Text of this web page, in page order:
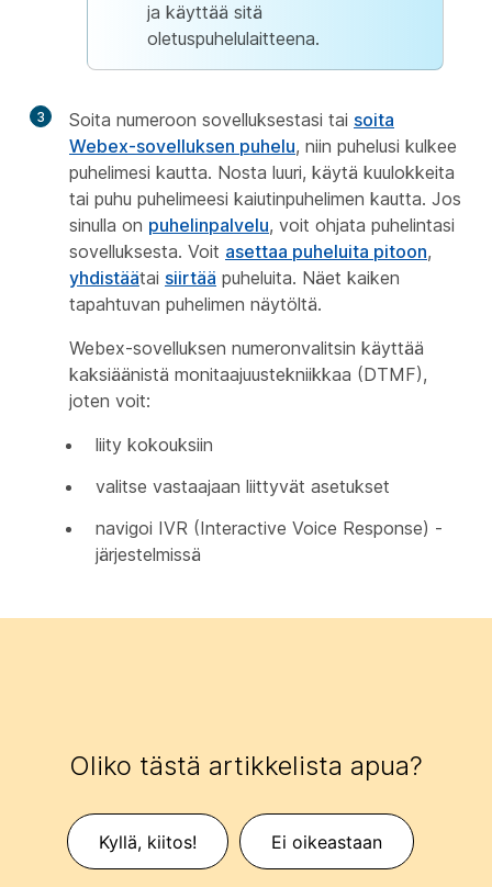
ja käyttää sitä
oletuspuhelulaitteena.
3 Soita numeroon sovelluksestasi tai soita
Webex-sovelluksen puhelu, niin puhelusi kulkee
puhelimesi kautta. Nosta luuri, käytä kuulokkeita
tai puhu puhelimeesi kaiutinpuhelimen kautta. Jos
sinulla on puhelinpalvelu, voit ohjata puhelintasi
sovelluksesta. Voit asettaa puheluita pitoon,
yhdistäätai siirtää puheluita. Näet kaiken
tapahtuvan puhelimen näytöltä.
Webex-sovelluksen numeronvalitsin käyttää
kaksiäänistä monitaajuustekniikkaa (DTMF),
joten voit:
liity kokouksiin
valitse vastaajaan liittyvät asetukset
navigoi IVR (Interactive Voice Response) -
järjestelmissä
Oliko tästä artikkelista apua?
Kyllä, kiitos! Ei oikeastaan